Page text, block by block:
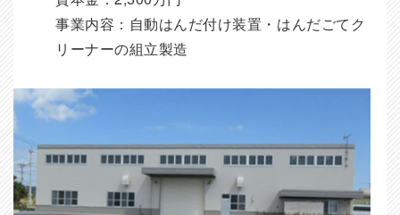
事業内容：自動はんだ付け装置・はんだごてク
リーナーの組立製造